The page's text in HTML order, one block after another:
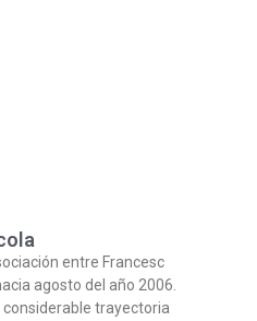
entre Francesc
agosto del año 2006.
trayectoria